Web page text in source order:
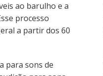
ao barulho e a
processo
a partir dos 60
para sons de